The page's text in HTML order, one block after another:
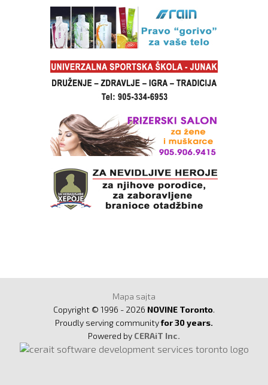
Mapa sajta
Copyright © 1996 - 2026 NOVINE Toronto.
Proudly serving communityfor 30 years.
Powered by CERAiT Inc.